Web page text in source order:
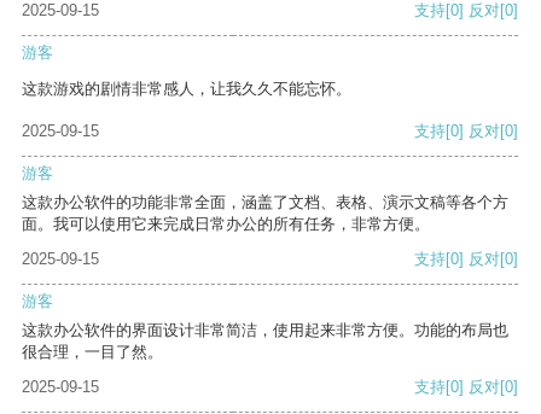
2025-09-15 支持[0] 反对[0]
游客
这款游戏的剧情非常感人，让我久久不能忘怀。
2025-09-15 支持[0] 反对[0]
游客
这款办公软件的功能非常全面，涵盖了文档、表格、演示文稿等各个方
面。我可以使用它来完成日常办公的所有任务，非常方便。
2025-09-15
支持[0] 反对[0]
游客
这款办公软件的界面设计非常简洁，使用起来非常方便。功能的布局也
很合理，一目了然。
2025-09-15
支持[0] 反对[0]